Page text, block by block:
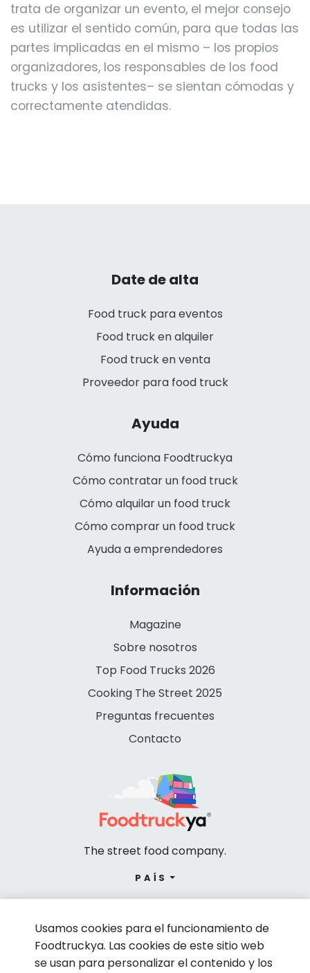
trata de organizar un evento, el mejor consejo
es utilizar el sentido común, para que todas las
partes implicadas en el mismo – los propios
organizadores, los responsables de los food
trucks y los asistentes– se sientan cómodas y
correctamente atendidas.
Date de alta
Food truck para eventos
Food truck en alquiler
Food truck en venta
Proveedor para food truck
Ayuda
Cómo funciona Foodtruckya
Cómo contratar un food truck
Cómo alquilar un food truck
Cómo comprar un food truck
Ayuda a emprendedores
Información
Magazine
Sobre nosotros
Top Food Trucks 2026
Cooking The Street 2025
Preguntas frecuentes
Contacto
The street food company.
PAÍS
Usamos cookies para el funcionamiento de
Foodtruckya. Las cookies de este sitio web
se usan para personalizar el contenido y los